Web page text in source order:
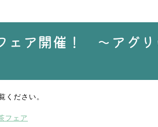
ア開催！ ～アグリ
ください。
フェア